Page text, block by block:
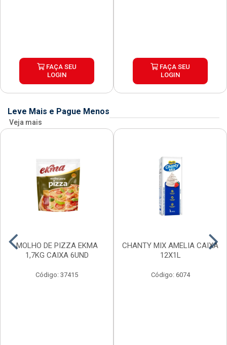
FAÇA SEU
LOGIN
FAÇA SEU
LOGIN
Leve Mais e Pague Menos
Veja mais
MOLHO DE PIZZA EKMA
1,7KG CAIXA 6UND
Código: 37415
CHANTY MIX AMELIA CAIXA
12X1L
Código: 6074